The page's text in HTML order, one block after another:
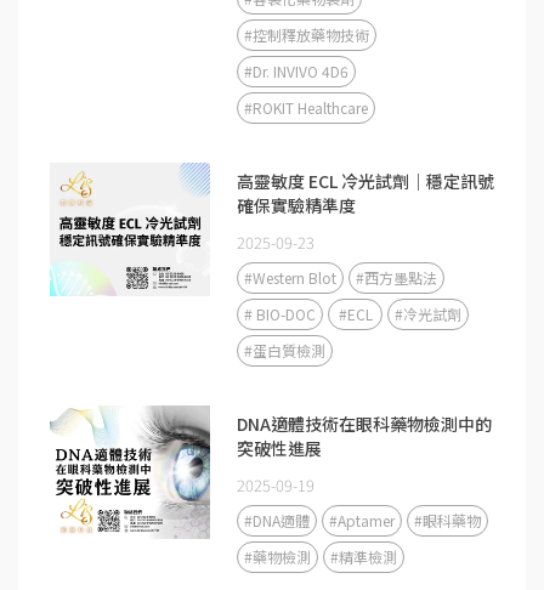
#控制釋放藥物技術
#Dr. INVIVO 4D6
#ROKIT Healthcare
高靈敏度 ECL 冷光試劑｜穩定訊號
確保實驗精準度
2025-09-23
#Western Blot
#西方墨點法
# BIO-DOC
#ECL
#冷光試劑
#蛋白質檢測
DNA適體技術在眼科藥物檢測中的
突破性進展
2025-09-19
#DNA適體 #Aptamer
#眼科藥物
#藥物檢測
#精準檢測